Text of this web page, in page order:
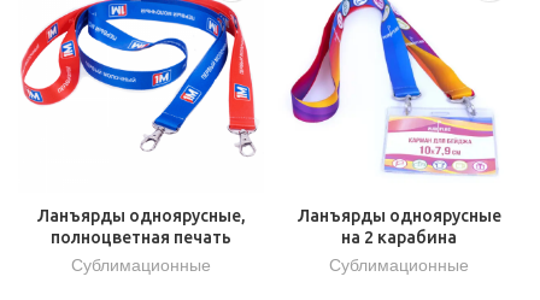
Ланъярды одноярусные,
полноцветная печать
Сублимационные
Ланъярды одноярусные
на 2 карабина
Сублимационные